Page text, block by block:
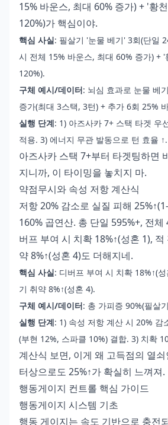
15% 바운스, 최대 60% 증가) + '황
120%)가 핵심이야.
핵심 사실: 필살기 '눈물 베기' 3회(단일
시 전체 15% 바운스, 최대 60% 증가) + '
120%).
구체 예시/데이터: 뇌심 효과로 눈물 베
증가(최대 3스택, 3턴) + 추가 6회 25%
실행 단계: 1) 아즈사카 7+ 스택 타겟 우
적용. 3) 에너지 무관 발동으로 턴 효율 ↑.
아즈사카 스택 7+부터 타겟팅하면
지니까, 이 타이밍을 놓치지 마.
약점무시와 속성 저항 계산식
저항 20% 감소로 실질 피해
160% 곱연산. 총 단일 595%+, 전체
버프 부여 시 치확 18%↑(성혼 1),
약 8%↑(성혼 4)도 더해지네.
핵심 사실: 디버프 부여 시 치확 18%↑(
기 취약 8%↑(성혼 4).
구체 예시/데이터: 총 가피증 90%(필살
실행 단계: 1) 속성 저항 계산 시 20% 감
(부현 12%, 스파클 10%) 결합. 3) 치확
계산식 보면, 이게 왜 고득점의 열
터상으로도 25%↑가 확실히 느껴져.
행동게이지 컨트롤 핵심 가이드
행동게이지 시스템 기초
행동 게이지는 속도 기반으로 충전